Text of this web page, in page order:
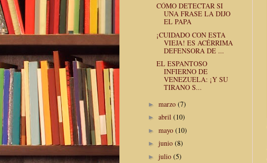
CÓMO DETECTAR SI
UNA FRASE LA DIJO
EL PAPA
¡CUIDADO CON ESTA
VIEJA! ES ACÉRRIMA
DEFENSORA DE ...
EL ESPANTOSO
INFIERNO DE
VENEZUELA: ¡Y SU
TIRANO S...
► marzo (7)
► abril (10)
► mayo (10)
► junio (8)
► julio (5)